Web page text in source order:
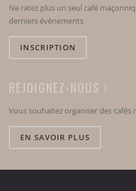
Ne ratez plus un seul café
derniers évènements
INSCRIPTION
REJOIGNEZ-NOUS !
Vous souhaitez organiser des
EN SAVOIR PLUS